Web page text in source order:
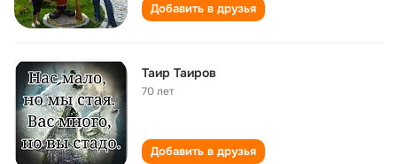
Добавить в друзья
Таир Таиров
70 лет
Добавить в друзья